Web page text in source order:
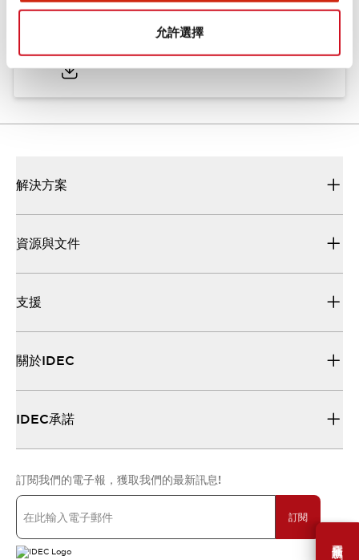
允許選擇
需要幫助嗎？
ø25/30 系列 CS型 凸輪開關
解決方案
資源與文件
支援
關於IDEC
IDEC承諾
訂閱我們的電子報，獲取我們的最新訊息!
訂閱